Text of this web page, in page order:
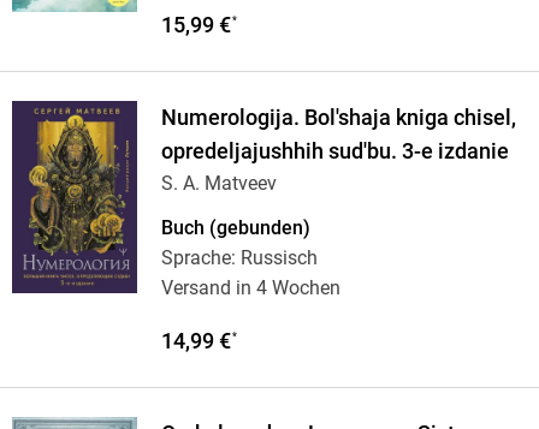
15,99 €*
Numerologija. Bol'shaja kniga chisel,
opredeljajushhih sud'bu. 3-e izdanie
S. A. Matveev
Buch (gebunden)
Sprache: Russisch
Versand in 4 Wochen
14,99 €*